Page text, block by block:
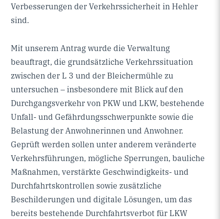
Verbesserungen der Verkehrssicherheit in Hehler
sind.
Mit unserem Antrag wurde die Verwaltung
beauftragt, die grundsätzliche Verkehrssituation
zwischen der L 3 und der Bleichermühle zu
untersuchen – insbesondere mit Blick auf den
Durchgangsverkehr von PKW und LKW, bestehende
Unfall- und Gefährdungsschwerpunkte sowie die
Belastung der Anwohnerinnen und Anwohner.
Geprüft werden sollen unter anderem veränderte
Verkehrsführungen, mögliche Sperrungen, bauliche
Maßnahmen, verstärkte Geschwindigkeits- und
Durchfahrtskontrollen sowie zusätzliche
Beschilderungen und digitale Lösungen, um das
bereits bestehende Durchfahrtsverbot für LKW